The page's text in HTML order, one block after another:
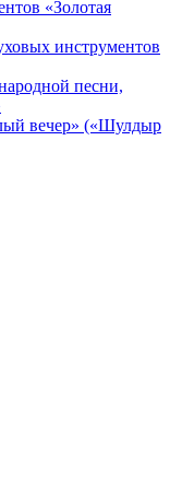
«Золотая
инструментов
песни,
вечер» («Шулдыр